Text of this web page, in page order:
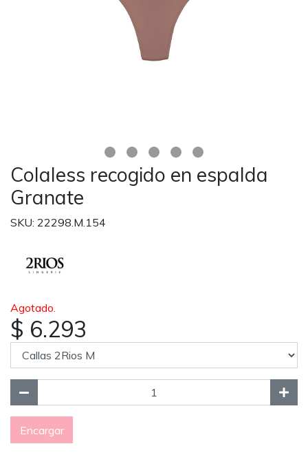
Colaless recogido en espalda
Granate
SKU: 22298.M.154
Agotado.
$ 6.293
Encargar